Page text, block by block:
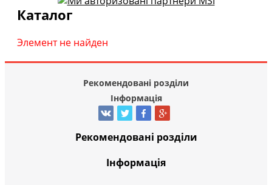
Каталог
Элемент не найден
Рекомендовані розділи
Інформація
Рекомендовані розділи
Інформація